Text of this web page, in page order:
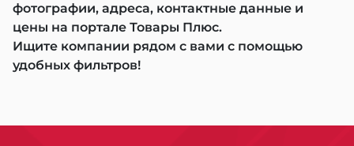
фотографии, адреса, контактные данные и
цены на портале Товары Плюс.
Ищите компании рядом с вами с помощью
удобных фильтров!